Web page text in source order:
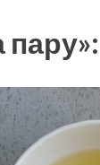
пару»: